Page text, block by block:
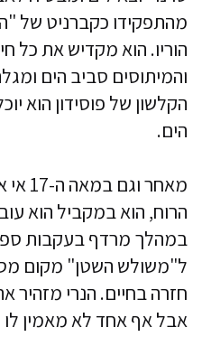
מהתפקידו כקברניט של
הוריו. הוא מקדיש את כל
והמיתוסים סביב הים
הקלשון של פוסידון הוא
הים.
מאחר
הרוח, הוא במקביל הוא
במהלך מרדף בעקבות
ל"משולש השטן" מקום
חזרה בחיים. הנרי
אבל אף אחד לא מאמין לו